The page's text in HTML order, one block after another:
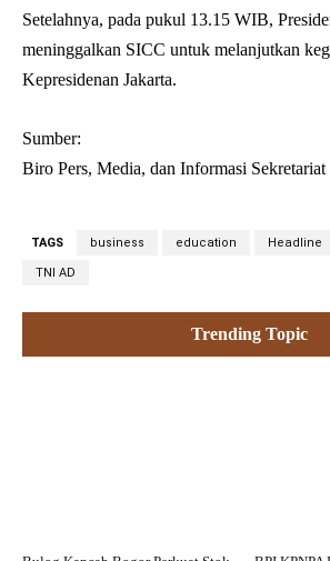
Setelahnya, pada pukul 13.15 WIB,
meninggalkan SICC untuk melanjutkan
Kepresidenan Jakarta.
Sumber:
Biro Pers, Media, dan Informasi Sekretariat
TAGS business education Headline
TNI AD
Trending Topic